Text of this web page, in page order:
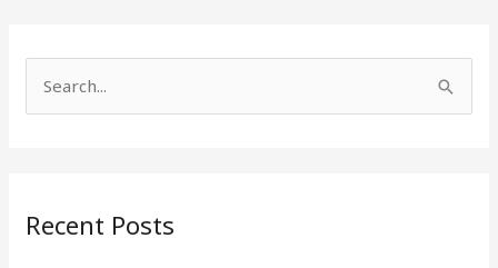
c
Recent Posts